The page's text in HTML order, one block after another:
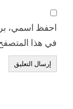
احفظ اسمي،
في هذا